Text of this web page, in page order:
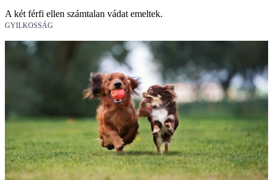
A két férfi ellen számtalan vádat emeltek.
GYILKOSSÁG